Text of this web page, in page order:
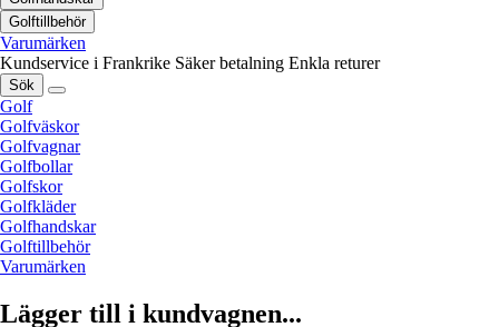
Golftillbehör
Varumärken
Kundservice i Frankrike Säker betalning Enkla returer
Sök
Golf
Golfväskor
Golfvagnar
Golfbollar
Golfskor
Golfkläder
Golfhandskar
Golftillbehör
Varumärken
Lägger till i kundvagnen...